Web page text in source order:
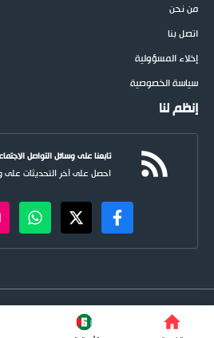
من نحن
اتصل بنا
إخلاء المسؤولية
سياسة الخصوصية
إنظم لنا
تابعنا على وسائل التواصل
احصل على آخر التحديثات على
newspoots.com • جميع الحقوق © محفوظة لموقع